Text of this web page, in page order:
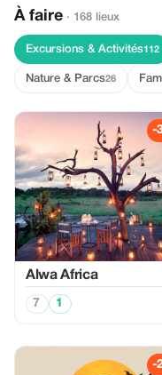
À faire · 168 lieux
Excursions & Activités112
Nature & Parcs26
-
Alwa Africa
7 1
-